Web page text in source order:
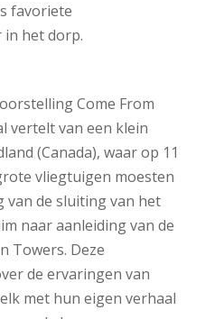
favoriete
het dorp.
Come From
vertelt van een klein
(Canada), waar op 11
vliegtuigen moesten
van de sluiting van het
naar aanleiding van de
Towers. Deze
de ervaringen van
met hun eigen verhaal